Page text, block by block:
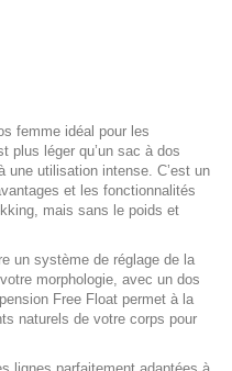
femme idéal pour les
plus léger qu’un sac à dos
utilisation intense. C’est un
et les fonctionnalités
mais sans le poids et
un système de réglage de la
morphologie, avec un dos
Free Float permet à la
naturels de votre corps pour